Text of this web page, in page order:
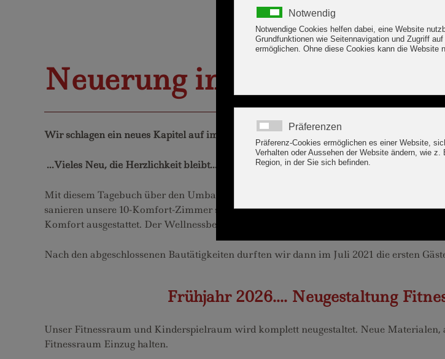
Neuerung im Hotel
Wir schlagen ein neues Kapitel auf im Hause Margit unter dem Motto...
...Vieles Neu, die Herzlichkeit bleibt...
Mit diesem Tagebuch über den Umbau 2021 möchten wir Sie auf dem Laufenden
sanieren unsere 10-Komfort-Zimmer sowie den Wellnessbereich. Die Zimmer
Komfort ausgestattet. Der Wellnessbereich wird um einen separaten Ruheraum
Nach den abgeschlossenen Bautätigkeiten durften wir dann im Juli 2021 die ersten
Frühjahr 2026.... Neugestaltung
Unser Fitnessraum und Kinderspielraum wird komplett neugestaltet. Neue
Fitnessraum Einzug halten.